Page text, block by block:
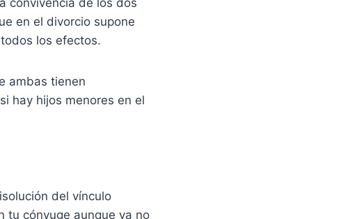
en el divorcio supone
los efectos.
ambas tienen
hay hijos menores en el
del vínculo
tu cónyuge aunque ya no